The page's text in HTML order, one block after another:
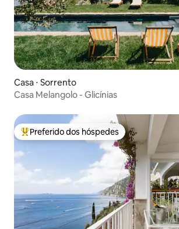
Casa ⋅ Sorrento
Casa Melangolo - Glicínias
Entre os melhores preferidos dos hóspedes
Preferido dos hóspedes